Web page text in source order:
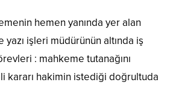
hemen yanında yer alan
işleri müdürünün altında iş
: mahkeme tutanağını
kararı hakimin istediği doğrultuda